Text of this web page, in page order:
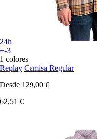
24h
+-3
1 colores
Replay Camisa Regular
Desde 129,00 €
62,51 €